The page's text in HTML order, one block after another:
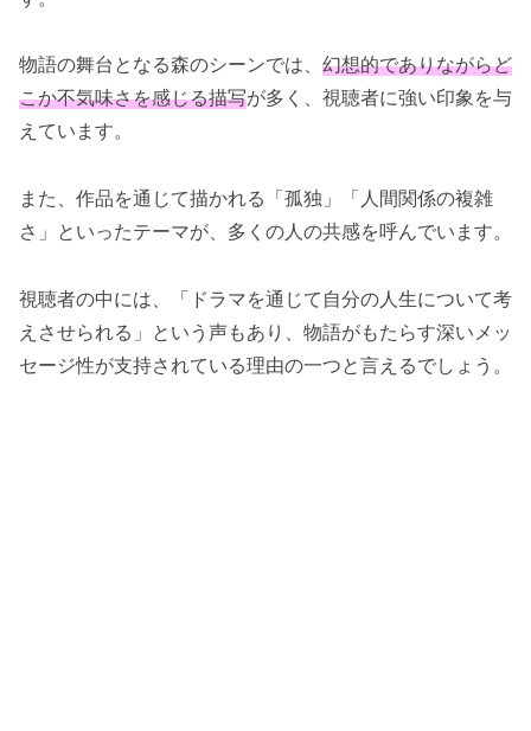
物語の舞台となる森のシーンでは、 幻想的でありながらど
こか不気味さを感じる描写が多く、視聴者に強い印象を与
えています。
また、作品を通じて描かれる「孤独」「人間関係の複雑
さ」といったテーマが、多くの人の共感を呼んでいます。
視聴者の中には、「ドラマを通じて自分の人生について考
えさせられる」という声もあり、物語がもたらす深いメッ
セージ性が支持されている理由の一つと言えるでしょう。